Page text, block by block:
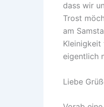
dass wir
Trost
am
Kleinigkeit
eigentlich
Liebe